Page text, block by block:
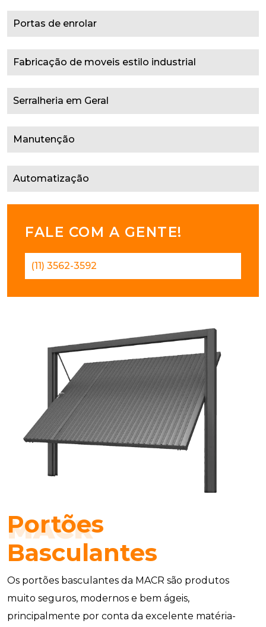
Portas de enrolar
Fabricação de moveis estilo industrial
Serralheria em Geral
Manutenção
Automatização
FALE COM A GENTE!
(11) 3562-3592
MACR
Portões
Basculantes
Os portões basculantes da MACR são produtos
muito seguros, modernos e bem ágeis,
principalmente por conta da excelente matéria-